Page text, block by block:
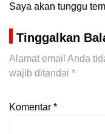
Saya akan tunggu
Tinggalkan
Alamat email Anda
wajib ditandai *
Komentar *